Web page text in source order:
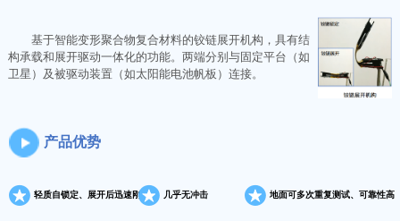
基于智能变形聚合物复合材料的铰链展开机构，具有结
构承载和展开驱动一体化的功能。两端分别与固定平台（如
卫星）及被驱动装置（如太阳能电池帆板）连接。
产品优势
轻质自锁定、展开后迅速刚化 几乎无冲击 地面可多次重复测试、可靠性高